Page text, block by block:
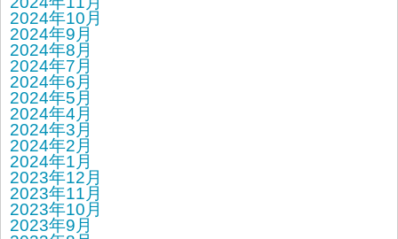
2024年10月
2024年9月
2024年8月
2024年7月
2024年6月
2024年5月
2024年4月
2024年3月
2024年2月
2024年1月
2023年12月
2023年11月
2023年10月
2023年9月